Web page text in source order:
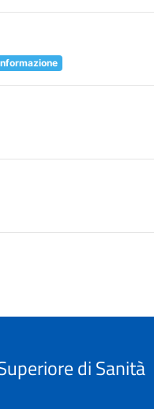
di Sanità